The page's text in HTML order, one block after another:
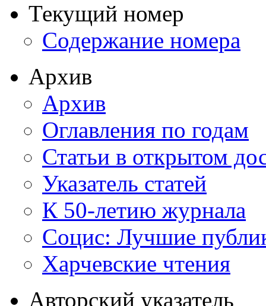
Текущий номер
Содержание номера
Архив
Архив
Оглавления по годам
Статьи в открытом
Указатель статей
К 50-летию журнала
Социс: Лучшие
Харчевские чтения
Авторский указатель